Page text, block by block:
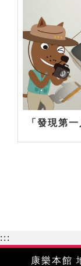
「發現第
:::
康樂本館